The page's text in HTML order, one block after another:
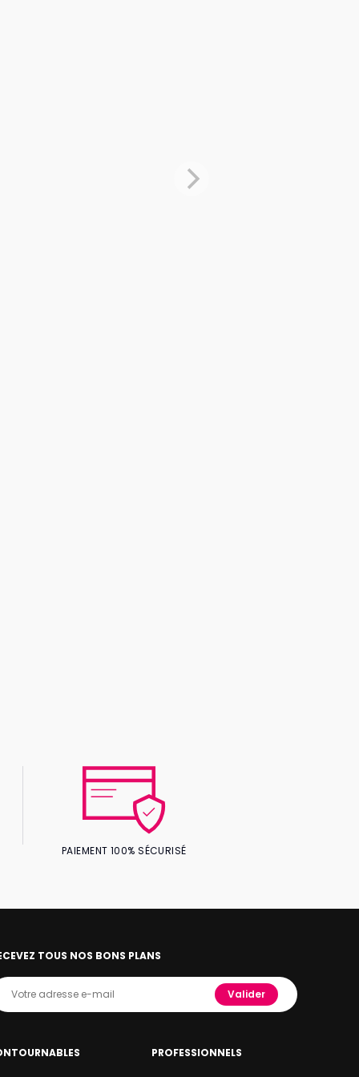
PAIEMENT 100% SÉCURISÉ
TOUS NOS BONS PLANS
Valider
PROFESSIONNELS